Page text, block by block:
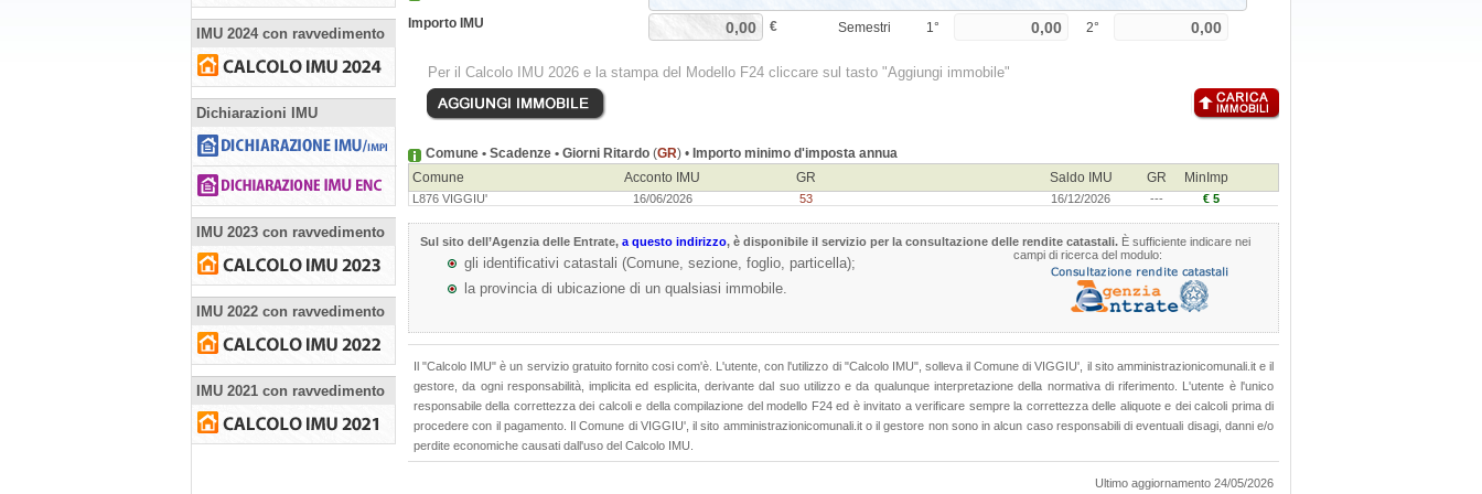
IMU 2024 con ravvedimento
Dichiarazioni IMU
IMU 2023 con ravvedimento
IMU 2022 con ravvedimento
IMU 2021 con ravvedimento
Importo IMU € Semestri 1° 2°
Per il Calcolo IMU 2026 e la stampa del Modello F24 cliccare sul tasto "Aggiungi immobile"
Comune • Scadenze • Giorni Ritardo (GR) • Importo minimo d'imposta annua
Comune
Acconto IMU GR Saldo IMU GR MinImp
L876 VIGGIU' 16/06/2026 53 16/12/2026 --- € 5
Sul sito dell’Agenzia delle Entrate, a questo indirizzo, è disponibile il servizio per la consultazione delle rendite catastali. È sufficiente indicare nei
campi di ricerca del modulo:
gli identificativi catastali (Comune, sezione, foglio, particella);
la provincia di ubicazione di un qualsiasi immobile.
Il "Calcolo IMU" è un servizio gratuito fornito cosi com'è. L'utente, con l'utilizzo di "Calcolo IMU", solleva il Comune di VIGGIU', il sito amministrazionicomunali.it e il
gestore, da ogni responsabilità, implicita ed esplicita, derivante dal suo utilizzo e da qualunque interpretazione della normativa di riferimento. L'utente è l'unico
responsabile della correttezza dei calcoli e della compilazione del modello F24 ed è invitato a verificare sempre la correttezza delle aliquote e dei calcoli prima di
procedere con il pagamento. Il Comune di VIGGIU', il sito amministrazionicomunali.it o il gestore non sono in alcun caso responsabili di eventuali disagi, danni e/o
perdite economiche causati dall'uso del Calcolo IMU.
Ultimo aggiornamento 24/05/2026